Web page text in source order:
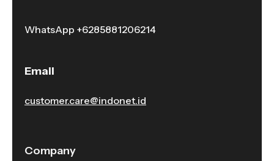
WhatsApp +6285881206214
Email
customer.care@indonet.id
Company